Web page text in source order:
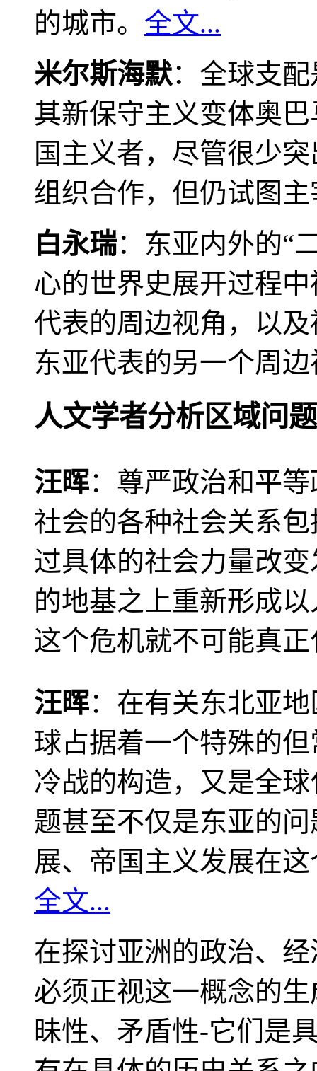
的城市。 全文...
米尔斯海默：全球支
其新保守主义变体奥
国主义者，尽管很少
组织合作，但仍试图
白永瑞：东亚内外的“
心的世界史展开过程
代表的周边视角，以
东亚代表的另一个周
人文学者分析区域问题
汪晖：尊严政治和平
社会的各种社会关系
过具体的社会力量改
的地基之上重新形成
这个危机就不可能真
汪晖：在有关东北亚
球占据着一个特殊的
冷战的构造，又是全
题甚至不仅是东亚的
展、帝国主义发展在
全文...
在探讨亚洲的政治、
必须正视这一概念的
昧性、矛盾性-它们是